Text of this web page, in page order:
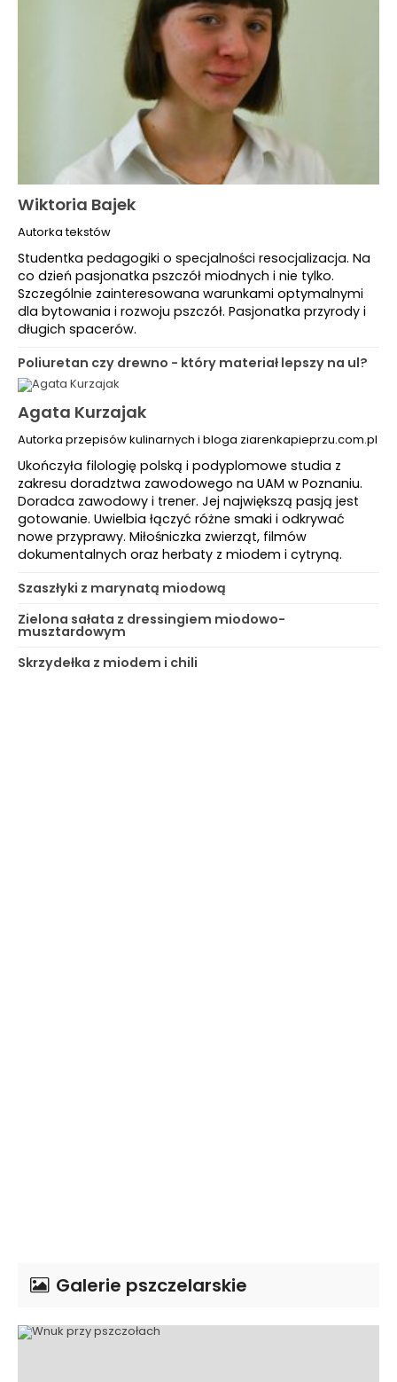
Wiktoria Bajek
Autorka tekstów
Studentka pedagogiki o specjalności resocjalizacja. Na
co dzień pasjonatka pszczół miodnych i nie tylko.
Szczególnie zainteresowana warunkami optymalnymi
dla bytowania i rozwoju pszczół. Pasjonatka przyrody i
długich spacerów.
Poliuretan czy drewno - który materiał lepszy na ul?
Agata Kurzajak
Autorka przepisów kulinarnych i bloga ziarenkapieprzu.com.pl
Ukończyła filologię polską i podyplomowe studia z
zakresu doradztwa zawodowego na UAM w Poznaniu.
Doradca zawodowy i trener. Jej największą pasją jest
gotowanie. Uwielbia łączyć różne smaki i odkrywać
nowe przyprawy. Miłośniczka zwierząt, filmów
dokumentalnych oraz herbaty z miodem i cytryną.
Szaszłyki z marynatą miodową
Zielona sałata z dressingiem miodowo-
musztardowym
Skrzydełka z miodem i chili
Galerie pszczelarskie